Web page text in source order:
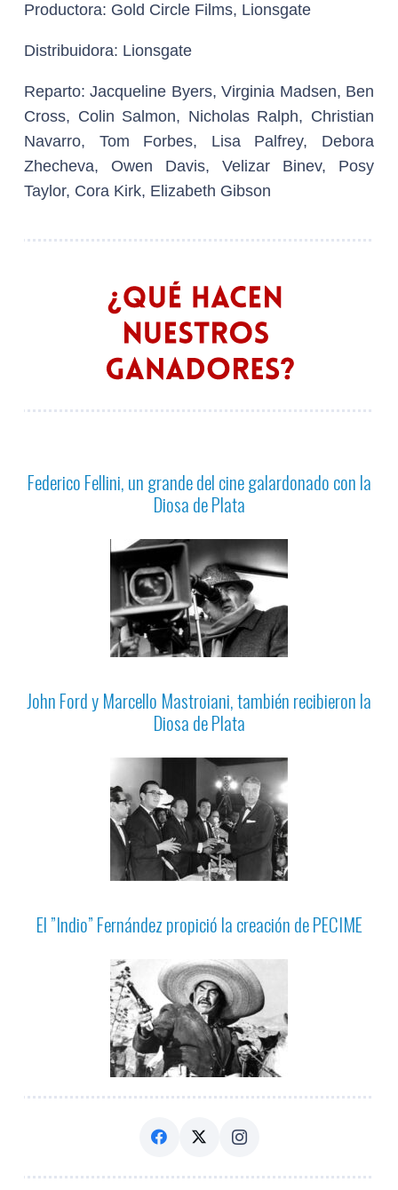
Productora: Gold Circle Films, Lionsgate
Distribuidora: Lionsgate
Reparto: Jacqueline Byers, Virginia Madsen, Ben
Cross, Colin Salmon, Nicholas Ralph, Christian
Navarro, Tom Forbes, Lisa Palfrey, Debora
Zhecheva, Owen Davis, Velizar Binev, Posy
Taylor, Cora Kirk, Elizabeth Gibson
Federico Fellini, un grande del cine galardonado con la
Diosa de Plata
John Ford y Marcello Mastroiani, también recibieron la
Diosa de Plata
El ”Indio” Fernández propició la creación de PECIME